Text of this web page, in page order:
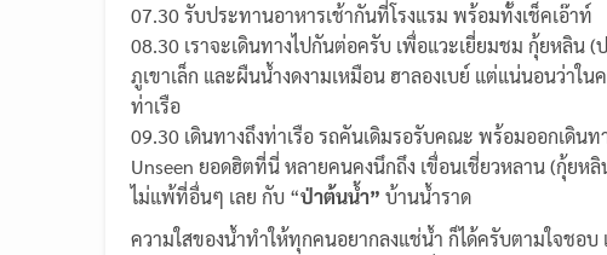
07.30 รับประทานอาหารเช้ากันที่โรงแรม พร้อมทั้งเช็คเอ๊าท์
08.30 เราจะเดินทางไปกันต่อครับ เพื่อแวะเยี่ยมชม กุ้ยหลิน
ภูเขาเล็ก และผืนน้ำงดงามเหมือน ฮาลองเบย์ แต่แน่นอนว่า
ท่าเรือ
09.30 เดินทางถึงท่าเรือ รถคันเดิมรอรับคณะ พร้อมออกเดิ
Unseen ยอดฮิตที่นี่ หลายคนคงนึกถึง เขื่อนเชี่ยวหลาน (กุ้ยห
ไม่แพ้ที่อื่นๆ เลย กับ “ป่าต้นน้ำ” บ้านน้ำราด
ความใสของน้ำทำให้ทุกคนอยากลงแช่น้ำ ก็ได้ครับตามใจชอ